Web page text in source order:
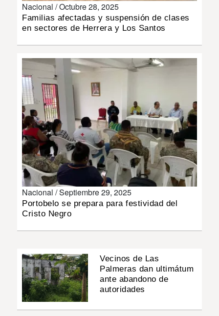
DEPORTES
INSÓLITAS
MULTIMEDIA
IMPRESO
Nacional /Octubre 28, 2025
Familias afectadas y suspensión de clases
en sectores de Herrera y Los Santos
Nacional /Septiembre 29, 2025
Portobelo se prepara para festividad del
Cristo Negro
Vecinos de Las
Palmeras dan ultimátum
ante abandono de
autoridades